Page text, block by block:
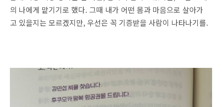
의 나에게 맡기기로 했다. 그때 내가 어떤 몸과 마음으로 살아가
고 있을지는 모르겠지만, 우선은 꼭 기증받을 사람이 나타나기를.